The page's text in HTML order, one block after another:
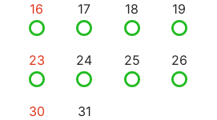
16 17 18 19
23 24 25 26
30 31